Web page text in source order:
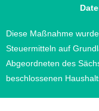
Diese Maßnahme
Steuermitteln auf
Abgeordneten des
beschlossenen